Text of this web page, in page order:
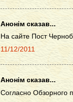
Анонім сказав...
На сайте Пост
11/12/2011
Анонім сказав...
Согласно Обзорного